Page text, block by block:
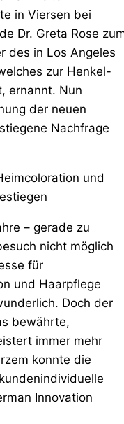
in Viersen bei
Dr. Greta Rose
des in Los Angeles
zur Henkel-
ernannt. Nun
der neuen
Nachfrage
und
– gerade zu
nicht möglich
für
und Haarpflege
Doch der
bewährte,
immer mehr
konnte die
Innovation